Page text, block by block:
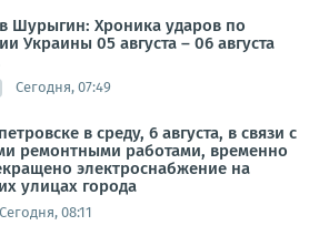
Шурыгин: Хроника ударов по
Украины 05 августа – 06 августа
Сегодня, 07:49
в среду, 6 августа, в связи с
ремонтными работами, временно
электроснабжение на
улицах города
Сегодня, 08:11